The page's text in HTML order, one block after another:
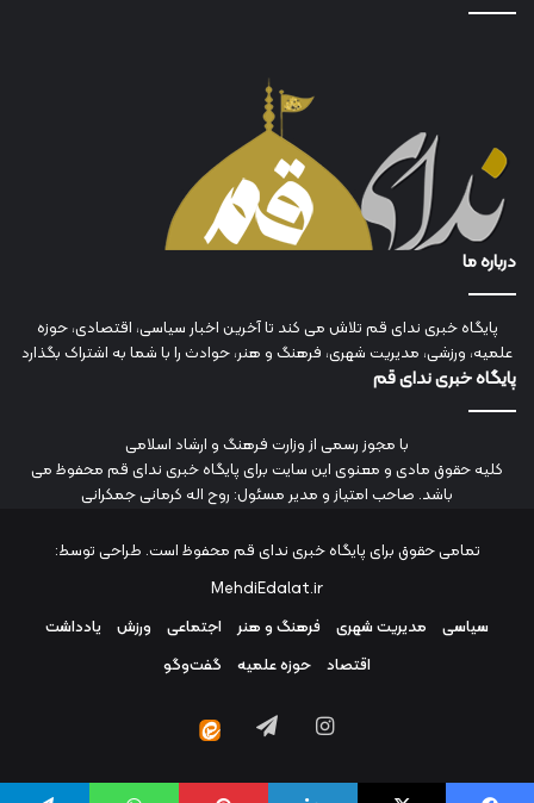
درباره ما
پایگاه خبری ندای قم تلاش می کند تا آخرین اخبار سیاسی، اقتصادی، حوزه
علمیه، ورزشی، مدیریت شهری، فرهنگ و هنر، حوادث را با شما به اشتراک بگذارد
پایگاه خبری ندای قم
با مجوز رسمی از وزارت فرهنگ و ارشاد اسلامی
کلیه حقوق مادی و معنوی این سایت برای پایگاه خبری ندای قم محفوظ می
باشد. صاحب امتیاز و مدیر مسئول: روح اله کرمانی جمکرانی
تمامی حقوق برای پایگاه خبری ندای قم محفوظ است. طراحی توسط:
MehdiEdalat.ir
سیاسی
مدیریت شهری فرهنگ و هنر اجتماعی ورزش
یادداشت
اقتصاد
حوزه علمیه گفت‌وگو
اینستاگرامتلگرام